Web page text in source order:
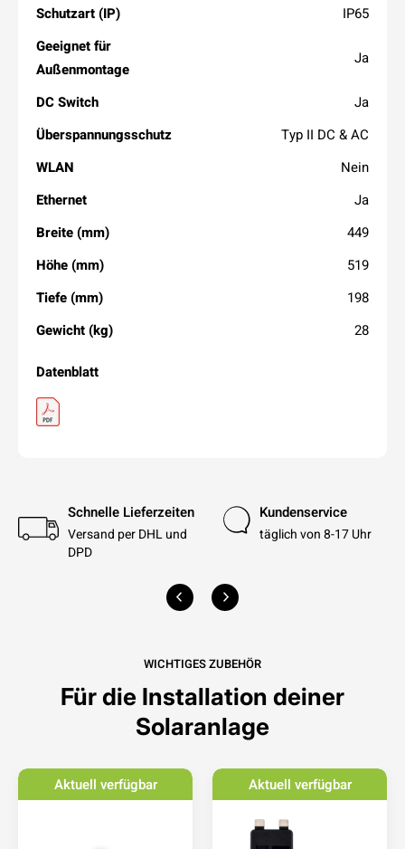
Schutzart (IP) IP65
Geeignet für
Außenmontage
Ja
DC Switch Ja
Überspannungsschutz Typ II DC & AC
WLAN Nein
Ethernet Ja
Breite (mm) 449
Höhe (mm) 519
Tiefe (mm) 198
Gewicht (kg) 28
Datenblatt
Schnelle Lieferzeiten
Versand per DHL und
DPD
Kundenservice
täglich von 8-17 Uhr
WICHTIGES ZUBEHÖR
Für die Installation deiner
Solaranlage
Aktuell verfügbar Aktuell verfügbar